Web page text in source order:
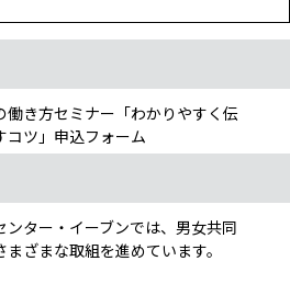
働き方セミナー「わかりやすく伝
コツ」申込フォーム
ター・イーブンでは、男女共同
ざまな取組を進めています。